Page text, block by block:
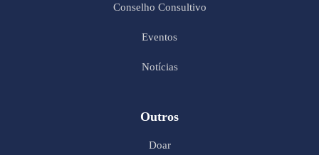
Conselho Consultivo
Eventos
Notícias
Outros
Doar